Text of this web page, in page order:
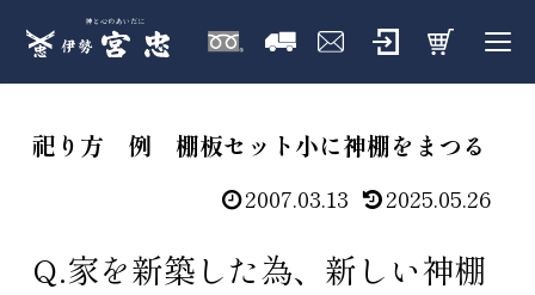
祀り方 例 棚板セット小に神棚をまつる
2007.03.13 2025.05.26
Q.家を新築した為、新しい神棚